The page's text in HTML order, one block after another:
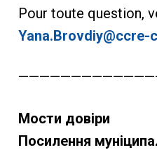
Pour toute question,
Yana.Brovdiy@ccre-
Мости довіри
Посилення